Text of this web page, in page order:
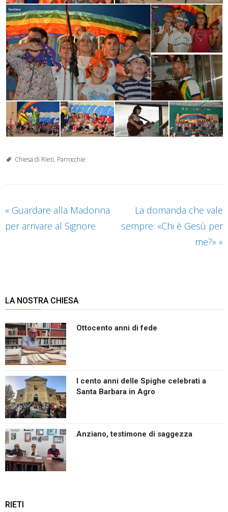
Chiesa di Rieti, Parrocchie
« Guardare alla Madonna
per arrivare al Signore
La domanda che vale
sempre: «Chi è Gesù per
me?» »
LA NOSTRA CHIESA
Ottocento anni di fede
I cento anni delle Spighe celebrati a
Santa Barbara in Agro
Anziano, testimone di saggezza
RIETI